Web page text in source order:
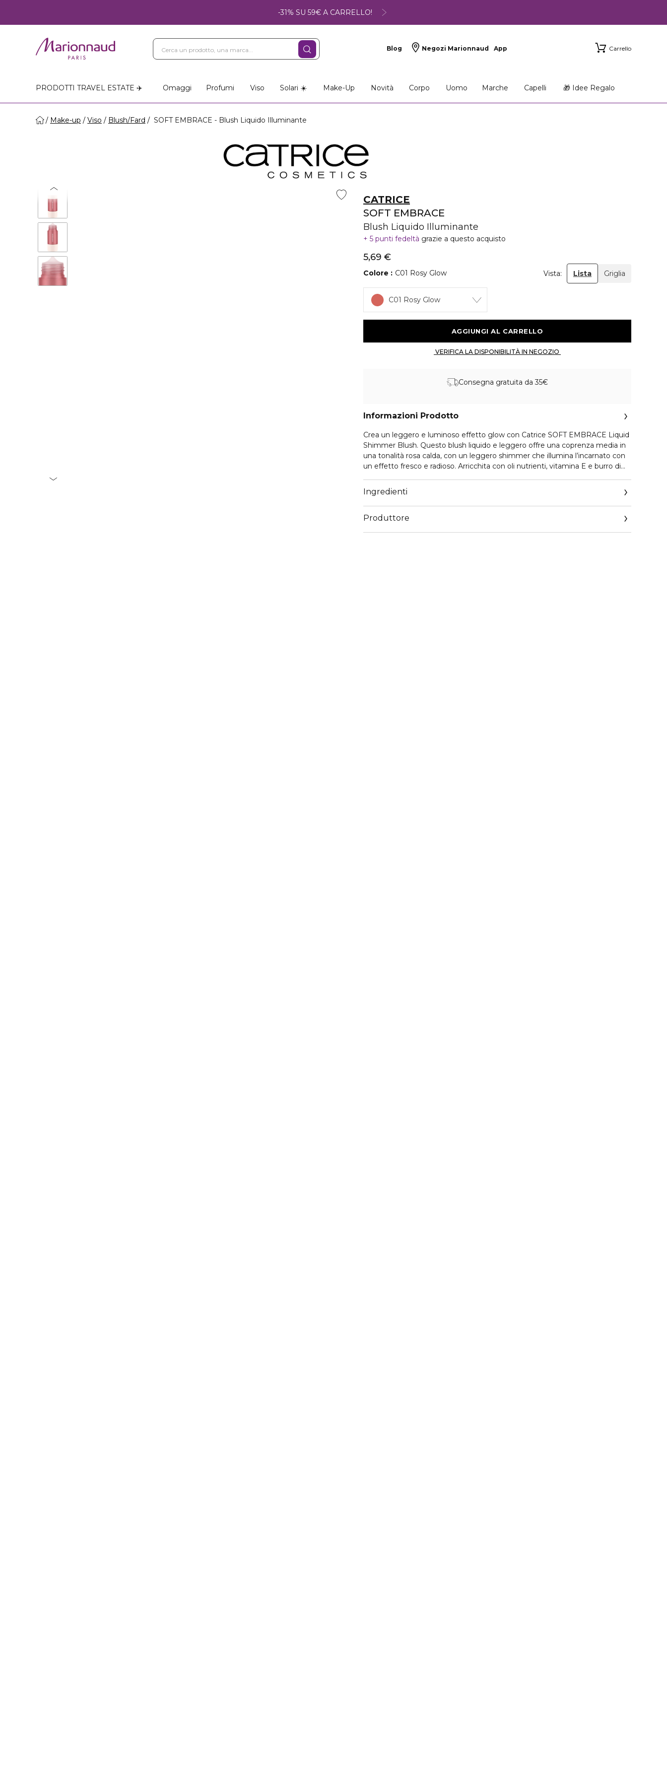
-31% SU 59€ A CARRELLO!
Blog Negozi Marionnaud App Carrello
PRODOTTI TRAVEL ESTATE ✈️ Omaggi Profumi Viso Solari ☀️ Make-Up Novità Corpo Uomo Marche Capelli 🎁 Idee Regalo
Make-up Viso Blush/Fard SOFT EMBRACE - Blush Liquido Illuminante
CATRICE
SOFT EMBRACE
Blush Liquido Illuminante
5 punti fedeltà grazie a questo acquisto
5,69 €
Colore C01 Rosy Glow Vista: Lista Griglia
C01 Rosy Glow
Consegna gratuita da 35€
Informazioni Prodotto
Crea un leggero e luminoso effetto glow con Catrice SOFT EMBRACE Liquid
Shimmer Blush. Questo blush liquido e leggero offre una coprenza media in
una tonalità rosa calda, con un leggero shimmer che illumina l’incarnato con
un effetto fresco e radioso. Arricchita con oli nutrienti, vitamina E e burro di
dall’aspetto naturale.
Ingredienti
Produttore